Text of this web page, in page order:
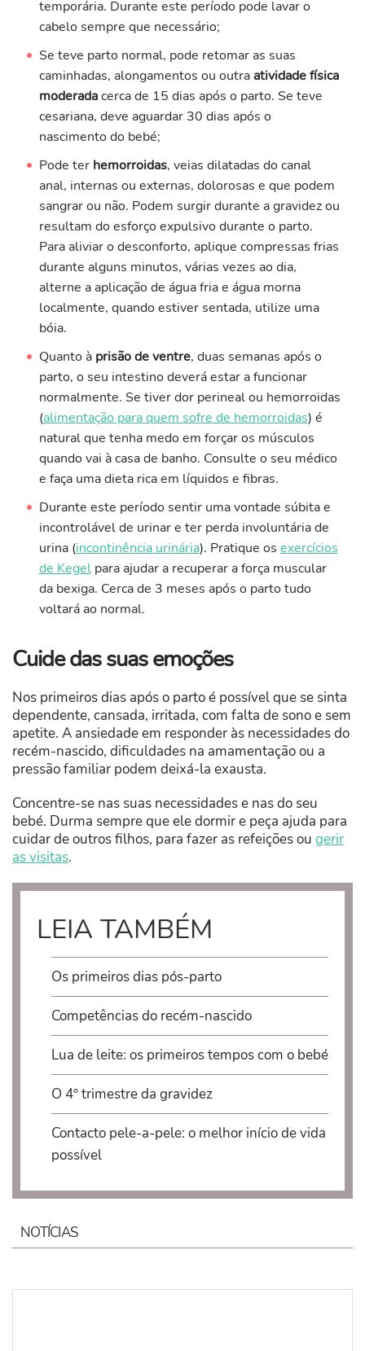
temporária. Durante este período pode lavar o
cabelo sempre que necessário;
Se teve parto normal, pode retomar as suas
caminhadas, alongamentos ou outra atividade física
moderadacerca de 15 dias após o parto. Se teve
cesariana, deve aguardar 30 dias após o
nascimento do bebé;
Pode ter hemorroidas, veias dilatadas do canal
anal, internas ou externas, dolorosas e que podem
sangrar ou não. Podem surgir durante a gravidez ou
resultam do esforço expulsivo durante o parto.
Para aliviar o desconforto, aplique compressas frias
durante alguns minutos, várias vezes ao dia,
alterne a aplicação de água fria e água morna
localmente, quando estiver sentada, utilize uma
bóia.
Quanto à prisão de ventre, duas semanas após o
parto, o seu intestino deverá estar a funcionar
normalmente. Se tiver dor perineal ou hemorroidas
(alimentação para quem sofre de hemorroidas) é
natural que tenha medo em forçar os músculos
quando vai à casa de banho. Consulte o seu médico
e faça uma dieta rica em líquidos e fibras.
Durante este período sentir uma vontade súbita e
incontrolável de urinar e ter perda involuntária de
urina (incontinência urinária). Pratique os exercícios
de Kegelpara ajudar a recuperar a força muscular
da bexiga. Cerca de 3 meses após o parto tudo
voltará ao normal.
Cuide das suas emoções
Nos primeiros dias após o parto é possível que se sinta
dependente, cansada, irritada, com falta de sono e sem
apetite. A ansiedade em responder às necessidades do
recém-nascido, dificuldades na amamentação ou a
pressão familiar podem deixá-la exausta.
Concentre-se nas suas necessidades e nas do seu
bebé. Durma sempre que ele dormir e peça ajuda para
cuidar de outros filhos, para fazer as refeições ou gerir
as visitas.
LEIA TAMBÉM
Os primeiros dias pós-parto
Competências do recém-nascido
Lua de leite: os primeiros tempos com o bebé
O 4º trimestre da gravidez
Contacto pele-a-pele: o melhor início de vida
possível
NOTÍCIAS